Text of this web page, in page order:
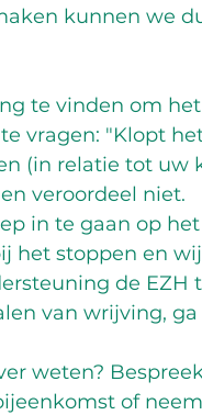
kunnen we
te vinden om
vragen: "Klopt
(in relatie tot uw
veroordeel niet.
in te gaan op
het stoppen en
de EZH
van wrijving,
weten?
of